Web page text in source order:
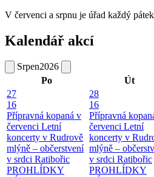
V červenci a srpnu je úřad každý
Kalendář akcí
Srpen2026
Po
Út
27
16
Přípravná kopaná v
červenci Letní
koncerty v Rudrově
mlýně – občerstvení
v srdci Ratibořic
PROHLÍDKY
28
16
Přípravná
červenci Letní
koncerty v
mlýně –
v srdci Ratibořic
PROHLÍDKY